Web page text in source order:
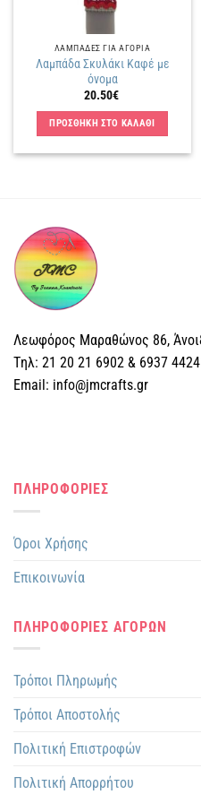
ΛΑΜΠΑΔΕΣ ΓΙΑ ΑΓΟΡΙΑ
Λαμπάδα Σκυλάκι Καφέ με
όνομα
20.50€
ΠΡΟΣΘΗΚΗ ΣΤΟ ΚΑΛΑΘΙ
Λεωφόρος Μαραθώνος 86,
Tηλ: 21 20 21 6902 & 6937
Email: info@jmcrafts.gr
ΠΛΗΡΟΦΟΡΙΕΣ
Όροι Χρήσης
Επικοινωνία
ΠΛΗΡΟΦΟΡΙΕΣ ΑΓΟΡΩΝ
Τρόποι Πληρωμής
Τρόποι Αποστολής
Πολιτική Επιστροφών
Πολιτική Απορρήτου